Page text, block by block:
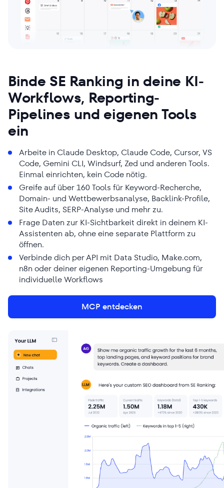
Binde SE Ranking in deine KI-
Workflows, Reporting-
Pipelines und eigenen Tools
ein
Arbeite in Claude Desktop, Claude Code, Cursor, VS
Code, Gemini CLI, Windsurf, Zed und anderen Tools.
Einmal einrichten, kein Code nötig.
Greife auf über 160 Tools für Keyword-Recherche,
Domain- und Wettbewerbsanalyse, Backlink-Profile,
Site Audits, SERP-Analyse und mehr zu.
Frage Daten zur KI-Sichtbarkeit direkt in deinem KI-
Assistenten ab, ohne eine separate Plattform zu
öffnen.
Verbinde dich per API mit Data Studio, Make.com,
n8n oder deiner eigenen Reporting-Umgebung für
individuelle Workflows
MCP entdecken